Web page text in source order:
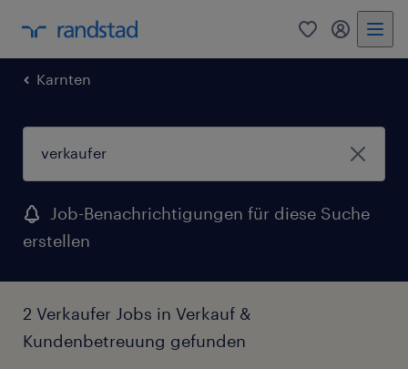
0 Mein
Karnten
Job-Benachrichtigungen für diese Suche
erstellen
2 Verkaufer Jobs in Verkauf &
Kundenbetreuung gefunden